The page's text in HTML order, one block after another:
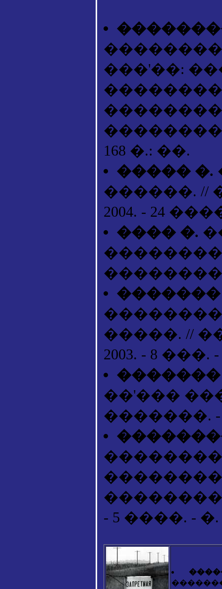
���'��:
168 �.: ��.
����� �.
������. //
2004. - 24
���� �.
�������
�����. //
2003. - 8 ���. -
�������
��'���
�������. -
- 5 ����. - �.